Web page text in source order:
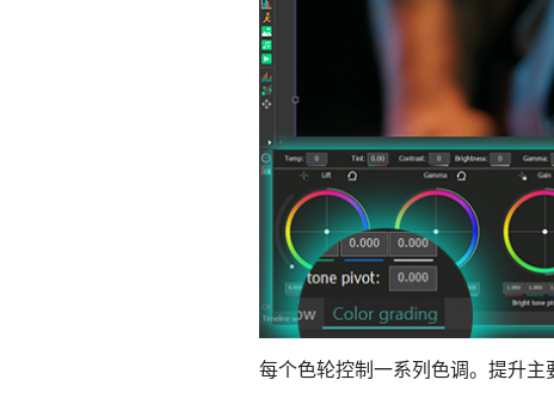
每个色轮控制一系列色调。提升主